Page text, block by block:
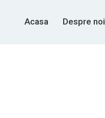
Acasa Despre noi